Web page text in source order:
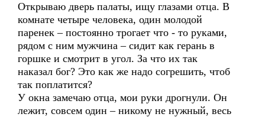
Открываю дверь палаты, ищу глазами отца. В
комнате четыре человека, один молодой
паренек – постоянно трогает что - то руками,
рядом с ним мужчина – сидит как герань в
горшке и смотрит в угол. За что их так
наказал бог? Это как же надо согрешить, чтоб
так поплатится?
У окна замечаю отца, мои руки дрогнули. Он
лежит, совсем один – никому не нужный, весь